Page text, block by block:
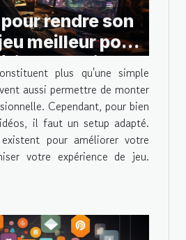
rendre son
meilleur pour
optimal
plus qu'une simple
aussi permettre de monter
Cependant, pour bien
il faut un setup adapté.
pour améliorer votre
votre expérience de jeu.